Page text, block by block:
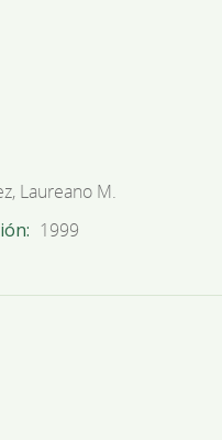
Laureano M.
1999